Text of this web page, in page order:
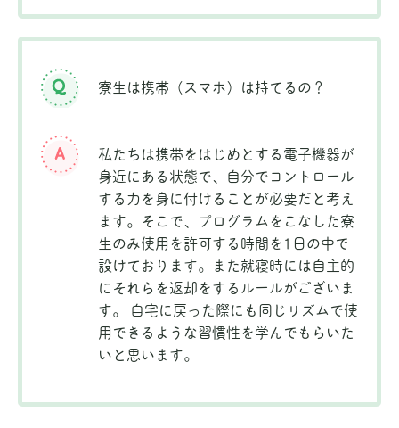
寮生は携帯（スマホ）は持てるの？
私たちは携帯をはじめとする電子機器が
身近にある状態で、自分でコントロール
する力を身に付けることが必要だと考え
ます。そこで、プログラムをこなした寮
生のみ使用を許可する時間を1日の中で
設けております。また就寝時には自主的
にそれらを返却をするルールがございま
す。 自宅に戻った際にも同じリズムで使
用できるような習慣性を学んでもらいた
いと思います。